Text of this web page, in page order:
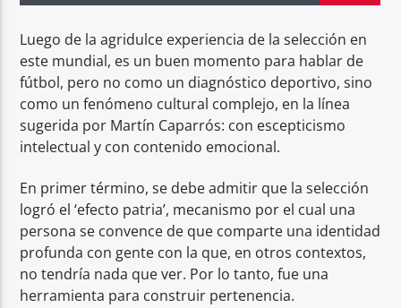
Radio hola
Luego de la agridulce experiencia de la selección en
este mundial, es un buen momento para hablar de
fútbol, pero no como un diagnóstico deportivo, sino
como un fenómeno cultural complejo, en la línea
sugerida por Martín Caparrós: con escepticismo
intelectual y con contenido emocional.
En primer término, se debe admitir que la selección
logró el ‘efecto patria’, mecanismo por el cual una
persona se convence de que comparte una identidad
profunda con gente con la que, en otros contextos,
no tendría nada que ver. Por lo tanto, fue una
herramienta para construir pertenencia.